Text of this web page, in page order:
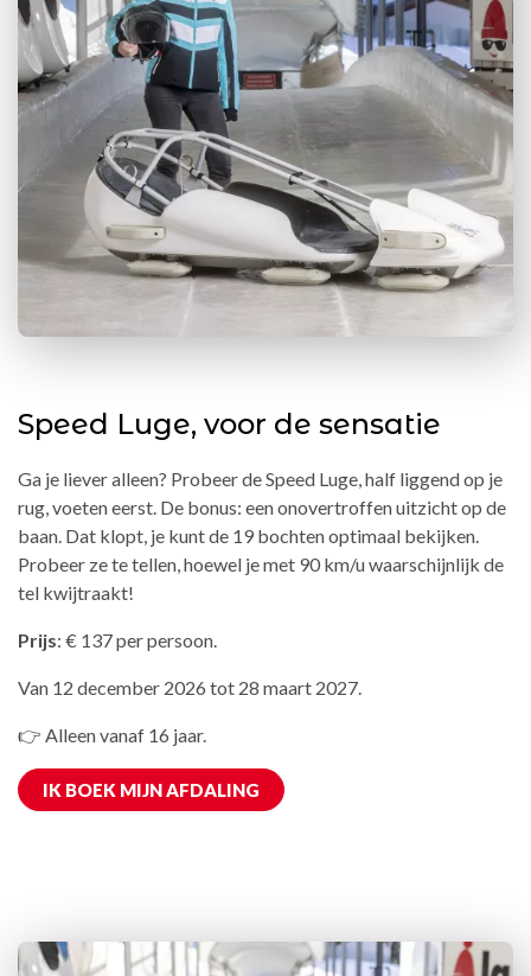
Speed Luge, voor de sensatie
Ga je liever alleen? Probeer de Speed Luge, half liggend op je
rug, voeten eerst. De bonus: een onovertroffen uitzicht op de
baan. Dat klopt, je kunt de 19 bochten optimaal bekijken.
Probeer ze te tellen, hoewel je met 90 km/u waarschijnlijk de
tel kwijtraakt!
Prijs: € 137 per persoon.
Van 12 december 2026 tot 28 maart 2027.
👉 Alleen vanaf 16 jaar.
IK BOEK MIJN AFDALING